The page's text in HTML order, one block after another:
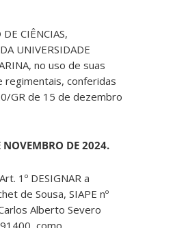
CIÊNCIAS,
UNIVERSIDADE
no uso de suas
conferidas
GR de 15 de dezembro
NOVEMBRO DE 2024.
1º DESIGNAR a
de Sousa, SIAPE nº
Alberto Severo